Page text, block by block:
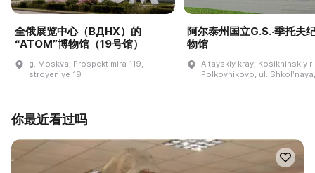
全俄展览中心（ВДНХ）的
“ATOM”博物馆（19号馆）
g. Moskva, Prospekt mira 119,
stroyeniye 19
阿尔泰州国立G.S.·季托夫
物馆
Altayskiy kray, Kosikhinskiy
Polkovnikovo, ul.
你最近看过吗